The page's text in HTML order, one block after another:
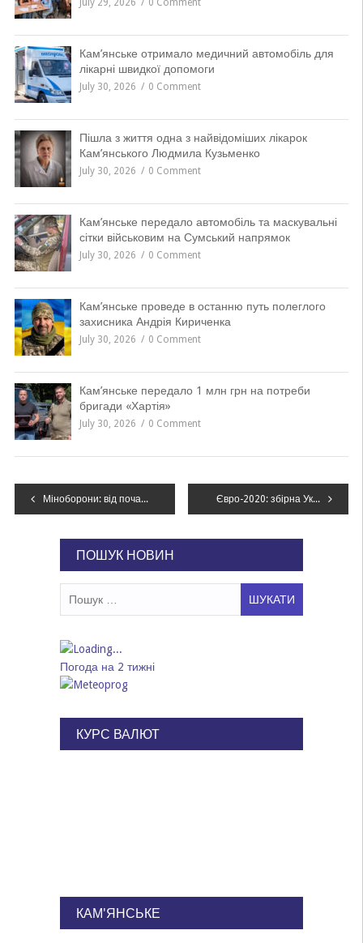
July 29, 2026 0 Comment
Кам’янське отримало медичний автомобіль для
лікарні швидкої допомоги
July 30, 2026 0 Comment
Пішла з життя одна з найвідоміших лікарок
Кам’янського Людмила Кузьменко
July 30, 2026 0 Comment
Кам’янське передало автомобіль та маскувальні
сітки військовим на Сумський напрямок
July 30, 2026 0 Comment
Кам’янське проведе в останню путь полеглого
захисника Андрія Кириченка
July 30, 2026 0 Comment
Кам’янське передало 1 млн грн на потреби
бригади «Хартія»
July 30, 2026 0 Comment
Навігація
Міноборони: від початку доби бойовики зафіксували 2 порушення режиму тиші Євро-2020: збірна України базуватиметься в Бухаресті, суперники житимуть удома
ПОШУК НОВИН
Погода на 2 тижні
КУРС ВАЛЮТ
КАМ'ЯНСЬКЕ